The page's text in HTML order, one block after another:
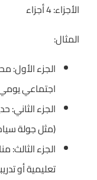
الأجزاء: 4 أجزاء
المثال:
الجزء
اجتماعي
الجزء
(مثل جولة
الجزء
تعليمية أو